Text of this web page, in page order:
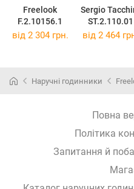
Freelook
F.2.10156.1
Sergio
ST.2.110.01
від 2 304 грн. від 2 464
Наручні годинники
Повна
Політика
Запитання й